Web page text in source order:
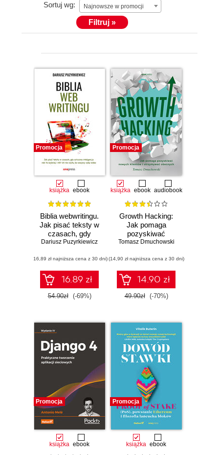
Książki zawierają mnóstwo fachowej wiedzy,
dlatego koniecznie skorzystaj z wyjątkowo
niskich cen i wybierz coś dla siebie.
Sortuj wg: Najnowsze w promocji
Filtruj »
Promocja
książka ebook
Biblia webwritingu.
Jak pisać teksty w
czasach, gdy
sztuczna
szybciej i nikt ich
nie czyta, bo
wszyscy wolą
wideo
Dariusz Puzyrkiewicz
(16,89 zł najniższa cena z 30 dni)
16.89 zł
54.90zł (-69%)
Promocja
książka ebook audiobook
Growth Hacking:
Jak pomaga
pozyskiwać
nowych klientów i
obecnych
Tomasz Dmuchowski
(14,90 zł najniższa cena z 30 dni)
14.90 zł
49.90zł (-70%)
Promocja
książka ebook
Promocja
książka ebook